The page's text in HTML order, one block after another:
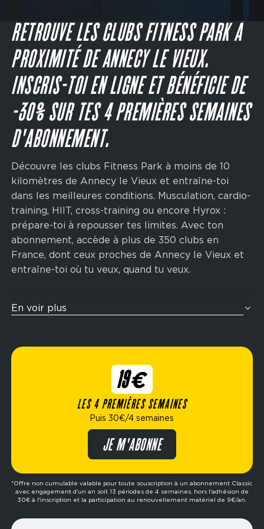
CTA
JE M'INSCRIS
RETROUVE LES CLUBS FITNESS PARK À
PROXIMITÉ DE ANNECY LE VIEUX.
INSCRIS-TOI EN LIGNE ET BÉNÉFICIE DE
-30% SUR TES 4 PREMIÈRES SEMAINES
D'ABONNEMENT.
Découvre les clubs Fitness Park à moins de 10
kilomètres de Annecy le Vieux et entraîne-toi
dans les meilleures conditions. Musculation, cardio-
training, HIIT, cross-training ou encore Hyrox :
prépare-toi à repousser tes limites. Avec ton
abonnement, accède à plus de 350 clubs en
France, dont ceux proches de Annecy le Vieux et
entraîne-toi où tu veux, quand tu veux.
En voir plus
Tu veux t’entraîner comme un athlète ? Nos zones
cross-training sont pensées pour te challenger
la compétition Hyrox : rameur, wall balls, sled
push, ski-erg et bien plus encore. Idéal pour
améliorer ton endurance, ta force et ta condition
Élue meilleure marque de fitness de l’année,
Fitness Park propose des formules flexibles
adaptées à ton mode de vie : abonnement dès
19€/4 semaines, options avec ou sans engagement,
formule premium, etc. Prêt à passer à l’action ?
Réserve ta séance d’essai gratuite dans le club de
19€
LES 4 PREMIÈRES SEMAINES
Puis 30€/4 semaines
JE M'ABONNE
*Offre non cumulable valable pour toute souscription à un abonnement Classic
avec engagement d'un an soit 13 périodes de 4 semaines. hors l'adhésion de
30€ à l'inscription et la participation au renouvellement matériel de 9€/an.